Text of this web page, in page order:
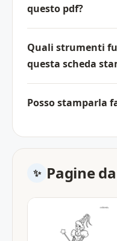
questo pdf?
Quali strumenti
questa scheda
Posso stamparla
Pagine